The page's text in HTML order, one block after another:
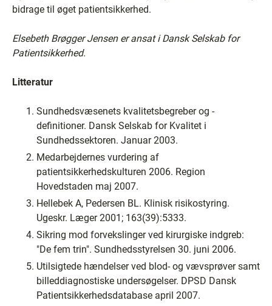
bidrage til øget patientsikkerhed.
Elsebeth Brøgger Jensen er ansat i Dansk Selskab for
Patientsikkerhed.
Litteratur
Sundhedsvæsenets kvalitetsbegreber og -
definitioner. Dansk Selskab for Kvalitet i
Sundhedssektoren. Januar 2003.
Medarbejdernes vurdering af
patientsikkerhedskulturen 2006. Region
Hovedstaden maj 2007.
Hellebek A, Pedersen BL. Klinisk risikostyring.
Ugeskr. Læger 2001; 163(39):5333.
Sikring mod forvekslinger ved kirurgiske indgreb:
"De fem trin". Sundhedsstyrelsen 30. juni 2006.
Utilsigtede hændelser ved blod- og vævsprøver samt
billeddiagnostiske undersøgelser. DPSD Dansk
Patientsikkerhedsdatabase april 2007.